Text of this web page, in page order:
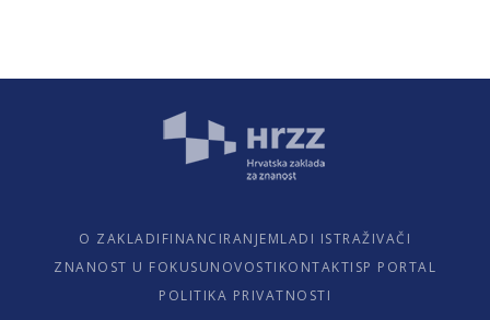
O ZAKLADI FINANCIRANJEMLADI ISTRAŽIVAČI
ZNANOST U FOKUSUNOVOSTI KONTAKTI SP PORTAL
POLITIKA PRIVATNOSTI